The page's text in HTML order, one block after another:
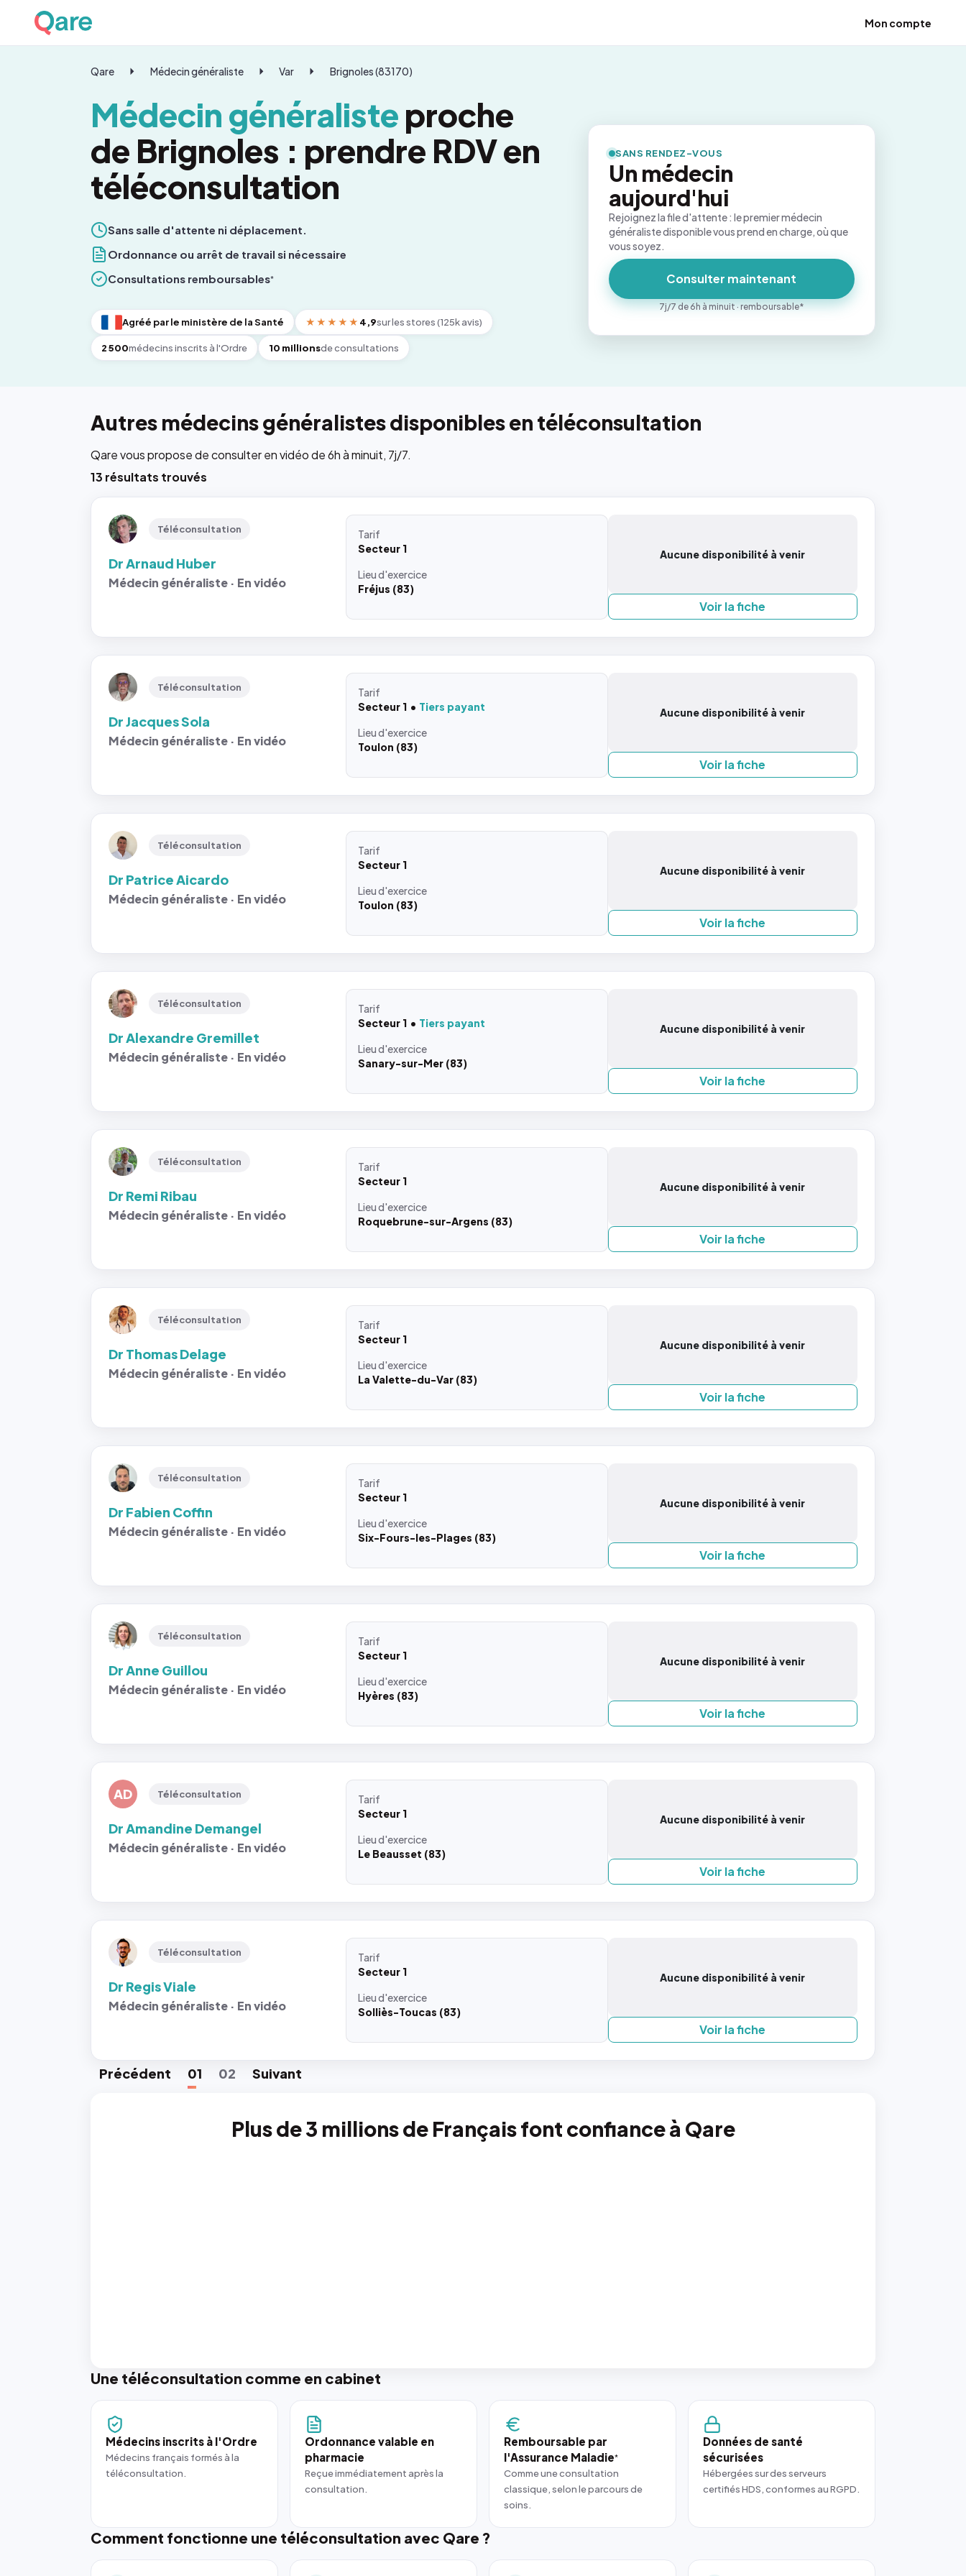
Mon compte
Qare Médecin généraliste Var Brignoles (83170)
Médecin généralisteproche
de Brignoles : prendre RDV en
téléconsultation
Sans salle d'attente ni déplacement.
Ordonnance ou arrêt de travail si nécessaire
Consultations remboursables*
Agréé par le ministère de la Santé ★★★★★ 4,9sur les stores (125k avis)
2 500médecins inscrits à l'Ordre 10 millionsde consultations
SANS RENDEZ-VOUS
Un médecin
aujourd'hui
Rejoignez la file d'attente : le premier médecin
généraliste disponible vous prend en charge, où que
vous soyez.
Consulter maintenant
7j/7 de 6h à minuit · remboursable*
Autres médecins généralistes disponibles en téléconsultation
Qare vous propose de consulter en vidéo de 6h à minuit, 7j/7.
13 résultats trouvés
Téléconsultation
Dr Arnaud Huber
Médecin généraliste · En vidéo
Tarif
Secteur 1
Lieud'exercice
Fréjus (83)
Aucune disponibilité à venir
Voir la fiche
Téléconsultation
Dr Jacques Sola
Médecin généraliste · En vidéo
Tarif
Secteur 1
Tiers payant
Lieud'exercice
Toulon (83)
Aucune disponibilité à venir
Voir la fiche
Téléconsultation
Dr Patrice Aicardo
Médecin généraliste · En vidéo
Tarif
Secteur 1
Lieud'exercice
Toulon (83)
Aucune disponibilité à venir
Voir la fiche
Téléconsultation
Dr Alexandre Gremillet
Médecin généraliste · En vidéo
Tarif
Secteur 1
Tiers payant
Lieud'exercice
Sanary-sur-Mer (83)
Aucune disponibilité à venir
Voir la fiche
Téléconsultation
Dr Remi Ribau
Médecin généraliste · En vidéo
Tarif
Secteur 1
Lieud'exercice
Roquebrune-sur-Argens (83)
Aucune disponibilité à venir
Voir la fiche
Téléconsultation
Dr Thomas Delage
Médecin généraliste · En vidéo
Tarif
Secteur 1
Lieud'exercice
La Valette-du-Var (83)
Aucune disponibilité à venir
Voir la fiche
Téléconsultation
Dr Fabien Coffin
Médecin généraliste · En vidéo
Tarif
Secteur 1
Lieud'exercice
Six-Fours-les-Plages (83)
Aucune disponibilité à venir
Voir la fiche
Téléconsultation
Dr Anne Guillou
Médecin généraliste · En vidéo
Tarif
Secteur 1
Lieud'exercice
Hyères (83)
Aucune disponibilité à venir
Voir la fiche
AD Téléconsultation
Dr Amandine Demangel
Médecin généraliste · En vidéo
Tarif
Secteur 1
Lieud'exercice
Le Beausset (83)
Aucune disponibilité à venir
Voir la fiche
Téléconsultation
Dr Regis Viale
Médecin généraliste · En vidéo
Tarif
Secteur 1
Lieud'exercice
Solliès-Toucas (83)
Aucune disponibilité à venir
Voir la fiche
Précédent 01 02 Suivant
Plus de 3 millions de Français font confiance à Qare
Une téléconsultation comme en cabinet
Médecins inscrits à l'Ordre
Médecins français formés à la
téléconsultation.
Ordonnance valable en
pharmacie
Reçue immédiatement après la
consultation.
Remboursable par
l'Assurance Maladie*
Comme une consultation
classique, selon le parcours de
soins.
Données de santé
sécurisées
Hébergées sur des serveurs
certifiés HDS, conformes au RGPD.
Comment fonctionne une téléconsultation avec Qare ?